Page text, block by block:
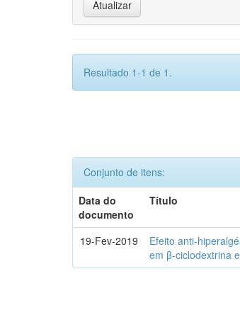
Resultado 1-1 de 1.
Conjunto de itens:
Data do
documento
Título
19-Fev-2019
Efeito anti-
em β-ciclodextrina